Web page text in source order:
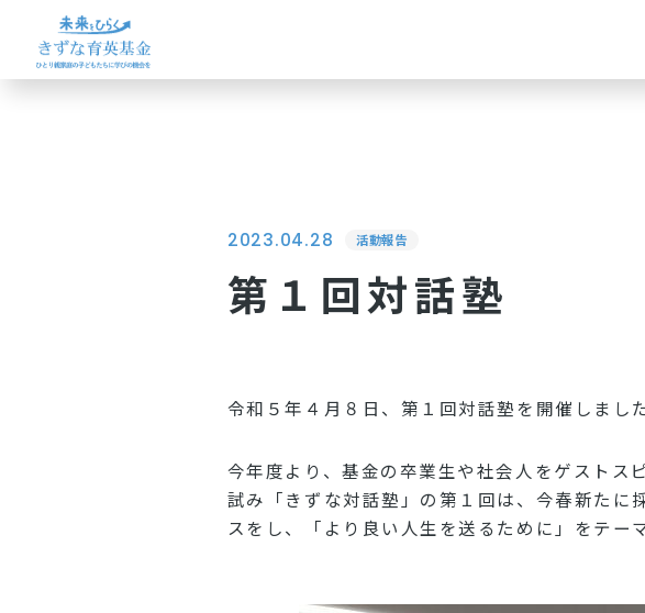
第１回対話塾
2023.04.28 活動報告
令和５年４月８日、第１回対話塾を開催しました
今年度より、基金の卒業生や社会人をゲストス
試み「きずな対話塾」の第１回は、今春新たに
スをし、「より良い人生を送るために」をテー